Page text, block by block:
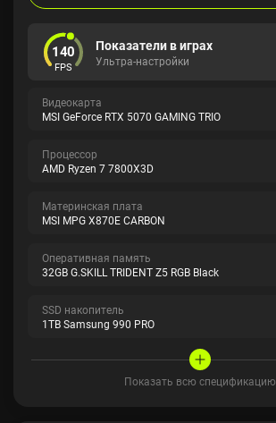
140
FPS
Показатели в играх
Ультра-настройки
Видеокарта
MSI GeForce RTX 5070 GAMING TRIO
Процессор
AMD Ryzen 7 7800X3D
Материнская плата
MSI MPG X870E CARBON
Оперативная память
32GB G.SKILL TRIDENT Z5 RGB Black
SSD накопитель
1TB Samsung 990 PRO
Показать всю спецификацию